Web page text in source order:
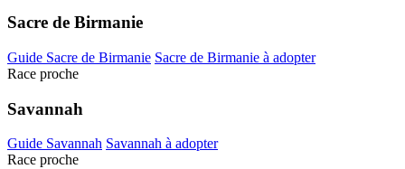
Sacre de Birmanie
Guide Sacre de Birmanie Sacre de Birmanie à adopter
Race proche
Savannah
Guide Savannah Savannah à adopter
Race proche